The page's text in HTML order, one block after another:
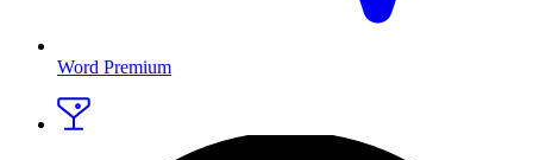
Word Premium